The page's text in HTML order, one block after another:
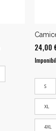
24,00
S
XL
4XL